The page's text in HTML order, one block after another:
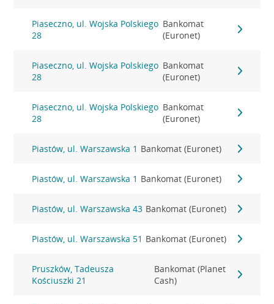
Piaseczno, ul. Wojska Polskiego
28
Bankomat
(Euronet)
Piaseczno, ul. Wojska Polskiego
28
Bankomat
(Euronet)
Piaseczno, ul. Wojska Polskiego
28
Bankomat
(Euronet)
Piastów, ul. Warszawska 1 Bankomat (Euronet)
Piastów, ul. Warszawska 1 Bankomat (Euronet)
Piastów, ul. Warszawska 43 Bankomat (Euronet)
Piastów, ul. Warszawska 51 Bankomat (Euronet)
Pruszków, Tadeusza
Kościuszki 21
Bankomat (Planet
Cash)